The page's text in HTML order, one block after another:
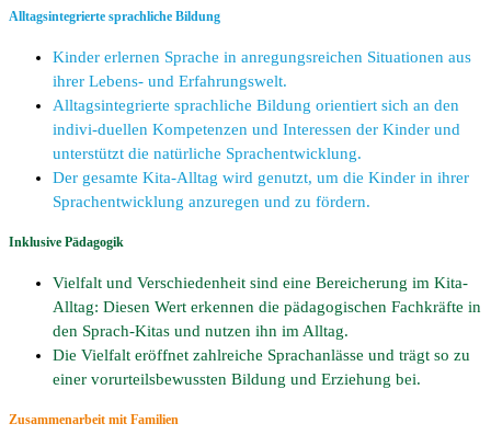
Alltagsintegrierte sprachliche Bildung
Kinder erlernen Sprache in anregungsreichen Situationen aus
ihrer Lebens- und Erfahrungswelt.
Alltagsintegrierte sprachliche Bildung orientiert sich an den
indivi-duellen Kompetenzen und Interessen der Kinder und
unterstützt die natürliche Sprachentwicklung.
Der gesamte Kita-Alltag wird genutzt, um die Kinder in ihrer
Sprachentwicklung anzuregen und zu fördern.
Inklusive Pädagogik
Vielfalt und Verschiedenheit sind eine Bereicherung im Kita-
Alltag: Diesen Wert erkennen die pädagogischen Fachkräfte in
den Sprach-Kitas und nutzen ihn im Alltag.
Die Vielfalt eröffnet zahlreiche Sprachanlässe und trägt so zu
einer vorurteilsbewussten Bildung und Erziehung bei.
Zusammenarbeit mit Familien